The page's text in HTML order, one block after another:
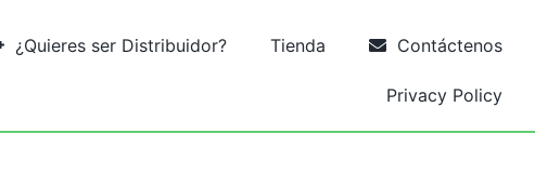
¿Quieres ser Distribuidor? Tienda Contáctenos
Privacy Policy